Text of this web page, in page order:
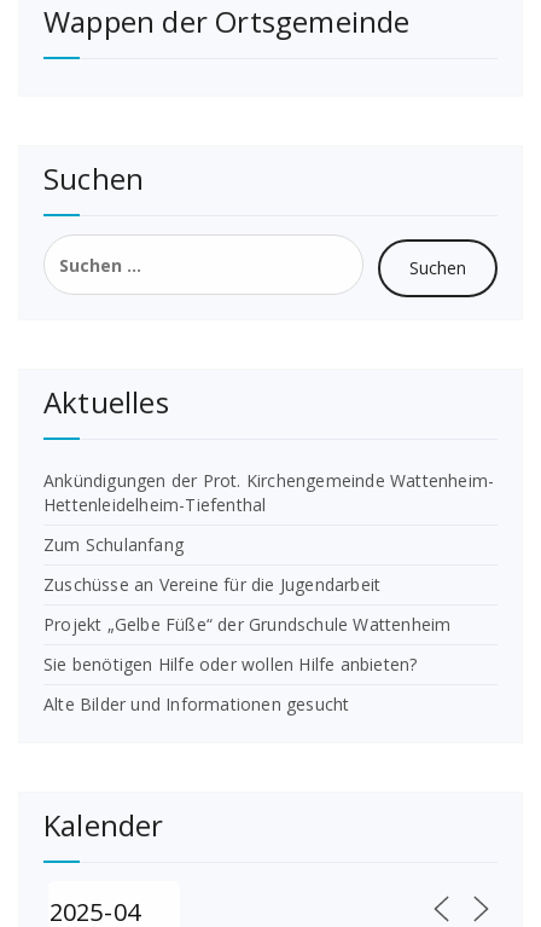
Beiträge
Wappen der Ortsgemeinde
Suchen
Suchen
nach:
Aktuelles
Ankündigungen der Prot. Kirchengemeinde Wattenheim-
Hettenleidelheim-Tiefenthal
Zum Schulanfang
Zuschüsse an Vereine für die Jugendarbeit
Projekt „Gelbe Füße“ der Grundschule Wattenheim
Sie benötigen Hilfe oder wollen Hilfe anbieten?
Alte Bilder und Informationen gesucht
Kalender